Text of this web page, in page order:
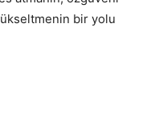
bir yolu